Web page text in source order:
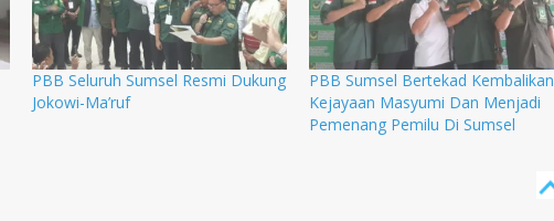
PBB Seluruh Sumsel Resmi Dukung
Jokowi-Ma’ruf
PBB Sumsel Bertekad Kembalikan
Kejayaan Masyumi Dan Menjadi
Pemenang Pemilu Di Sumsel